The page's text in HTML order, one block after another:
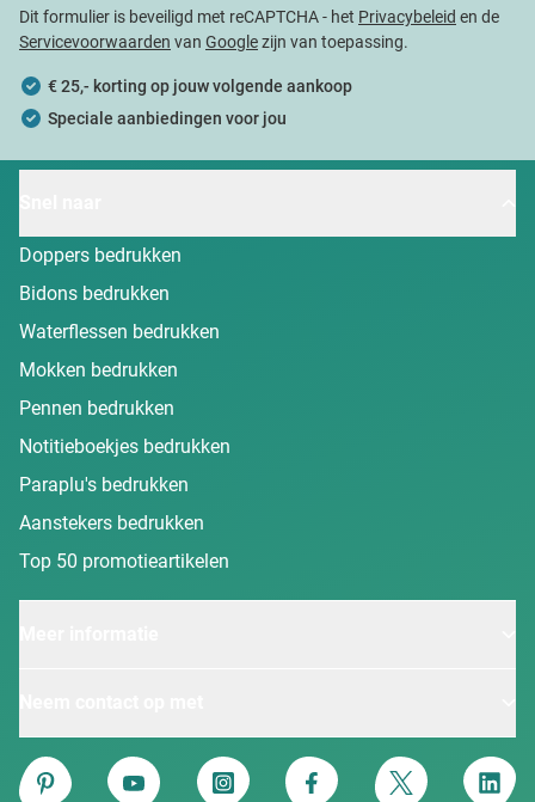
Dit formulier is beveiligd met reCAPTCHA - het Privacybeleid en de
Servicevoorwaarden van Googlezijn van toepassing.
€ 25,- korting op jouw volgende aankoop
Speciale aanbiedingen voor jou
Doppers bedrukken
Bidons bedrukken
Waterflessen bedrukken
Mokken bedrukken
Pennen bedrukken
Notitieboekjes bedrukken
Paraplu's bedrukken
Aanstekers bedrukken
Top 50 promotieartikelen
Van Heijster
Pinterest
YouTube Instagram Facebook Twitter